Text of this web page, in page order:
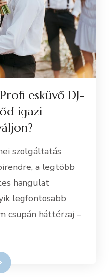
esküvő DJ-
igazi
szolgáltatás
a legtöbb
hangulat
legfontosabb
csupán háttérzaj –